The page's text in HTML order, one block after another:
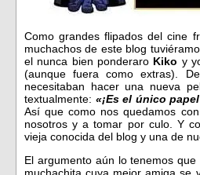
Como grandes flipados del cine
muchachos de este blog
el nunca bien ponderaro Kiko y
(aunque fuera como extras).
necesitaban hacer una nueva
textualmente: «¡Es el único
Así que como nos quedamos
nosotros y a tomar por culo. Y
vieja conocida del blog y una de
El argumento aún lo tenemos